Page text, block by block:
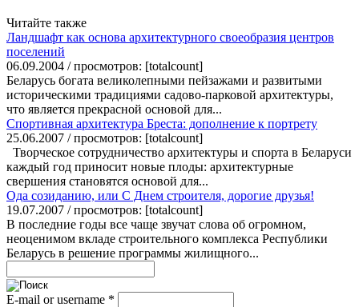
Читайте также
Ландшафт как основа архитектурного своеобразия центров
поселений
06.09.2004 / просмотров: [totalcount]
Беларусь богата великолепными пейзажами и развитыми
историческими традициями садово-парковой архитектуры,
что является прекрасной основой для...
Спортивная архитектура Бреста: дополнение к портрету
25.06.2007 / просмотров: [totalcount]
Творческое сотрудничество архитектуры и спорта в Беларуси
каждый год приносит новые плоды: архитектурные
свершения становятся основой для...
Ода созиданию, или С Днем строителя, дорогие друзья!
19.07.2007 / просмотров: [totalcount]
В последние годы все чаще звучат слова об огромном,
неоценимом вкладе строительного комплекса Республики
Беларусь в решение программы жилищного...
E-mail or username *